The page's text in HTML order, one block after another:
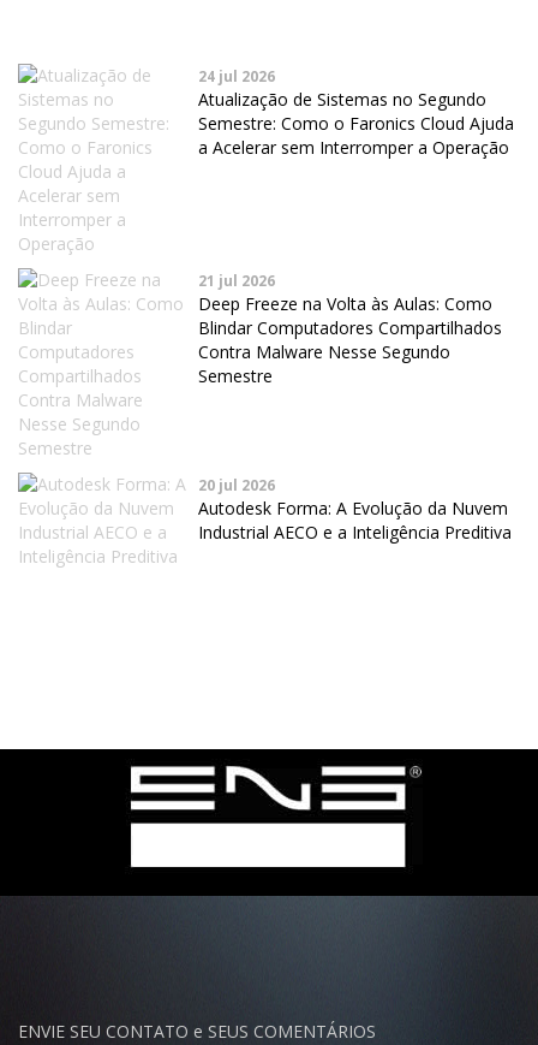
24 jul 2026
Atualização de Sistemas no Segundo
Semestre: Como o Faronics Cloud Ajuda
a Acelerar sem Interromper a Operação
21 jul 2026
Deep Freeze na Volta às Aulas: Como
Blindar Computadores Compartilhados
Contra Malware Nesse Segundo
Semestre
20 jul 2026
Autodesk Forma: A Evolução da Nuvem
Industrial AECO e a Inteligência Preditiva
ENVIE SEU CONTATO e SEUS COMENTÁRIOS